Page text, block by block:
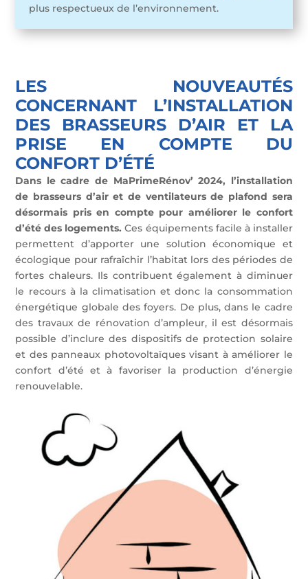
plus respectueux de l’environnement.
LES NOUVEAUTÉS
CONCERNANT L’INSTALLATION
DES BRASSEURS D’AIR ET LA
PRISE EN COMPTE DU
CONFORT D’ÉTÉ
Dans le cadre de MaPrimeRénov’ 2024, l’installation
de brasseurs d’air et de ventilateurs de plafond sera
désormais pris en compte pour améliorer le confort
d’été des logements. Ces équipements facile à installer
permettent d’apporter une solution économique et
écologique pour rafraîchir l’habitat lors des périodes de
fortes chaleurs. Ils contribuent également à diminuer
le recours à la climatisation et donc la consommation
énergétique globale des foyers. De plus, dans le cadre
des travaux de rénovation d’ampleur, il est désormais
possible d’inclure des dispositifs de protection solaire
et des panneaux photovoltaïques visant à améliorer le
confort d’été et à favoriser la production d’énergie
renouvelable.